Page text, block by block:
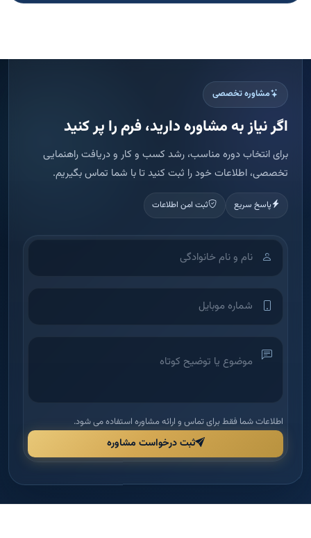
مشاوره تخصصی
اگر نیاز به مشاوره دارید، فرم را پر کنید
برای انتخاب دوره مناسب، رشد کسب و کار و دریافت راهنمایی
تخصصی، اطلاعات خود را ثبت کنید تا با شما تماس بگیریم.
پاسخ سریع ثبت امن اطلاعات
اطلاعات شما فقط برای تماس و ارائه مشاوره استفاده می شود.
ثبت درخواست مشاوره